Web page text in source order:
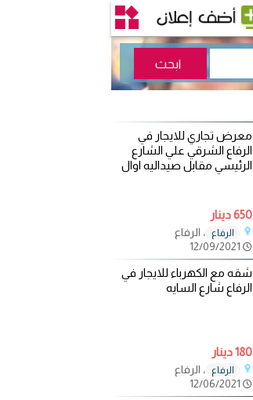
معرض تجاري للايجار في
الرفاع الشرقي علي الشارع
الرئيسي مقابل صيداليه اوال
650 دينار
الرفاع
، الرفاع
12/09/2021
شقه مع الكهرباء للايجار في
الرفاع شارع السايه
180 دينار
الرفاع
، الرفاع
12/06/2021